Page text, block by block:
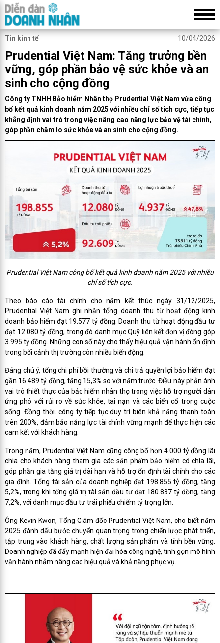
Tin kinh tế 10/04/2026
Prudential Việt Nam: Tăng trưởng bền
vững, góp phần bảo vệ sức khỏe và an
sinh cho cộng đồng
Công ty TNHH Bảo hiểm Nhân thọ Prudential Việt Nam vừa công
bố kết quả kinh doanh năm 2025 với nhiều chỉ số tích cực, tiếp tục
khẳng định vai trò trong việc nâng cao năng lực bảo vệ tài chính,
góp phần chăm lo sức khỏe và an sinh cho cộng đồng.
Prudential Việt Nam công bố kết quả kinh doanh năm 2025 với nhiều
chỉ số tích cực.
Theo báo cáo tài chính cho năm kết thúc ngày 31/12/2025,
Prudential Việt Nam ghi nhận tổng doanh thu từ hoạt động kinh
doanh bảo hiểm đạt 19.577 tỷ đồng. Doanh thu từ hoạt động đầu tư
đạt 12.080 tỷ đồng, trong đó danh mục Quỹ liên kết đơn vị đóng góp
3.995 tỷ đồng. Những con số này cho thấy hiệu quả vận hành ổn định
trong bối cảnh thị trường còn nhiều biến động.
Đáng chú ý, tổng chi phí bồi thường và chi trả quyền lợi bảo hiểm đạt
gần 16.489 tỷ đồng, tăng 15,3% so với năm trước. Điều này phản ánh
vai trò thiết thực của bảo hiểm nhân thọ trong việc hỗ trợ người dân
ứng phó với rủi ro về sức khỏe, tai nạn và các biến cố trong cuộc
sống. Đồng thời, công ty tiếp tục duy trì biên khả năng thanh toán
trên 200%, đảm bảo năng lực tài chính vững mạnh để thực hiện các
cam kết với khách hàng.
Trong năm, Prudential Việt Nam cũng công bố hơn 4.000 tỷ đồng lãi
chia cho khách hàng tham gia các sản phẩm bảo hiểm có chia lãi,
góp phần gia tăng giá trị dài hạn và hỗ trợ ổn định tài chính cho các
gia đình. Tổng tài sản của doanh nghiệp đạt 198.855 tỷ đồng, tăng
5,2%, trong khi tổng giá trị tài sản đầu tư đạt 180.837 tỷ đồng, tăng
7,2%, với danh mục đầu tư trái phiếu chiếm tỷ trọng lớn.
Ông Kevin Kwon, Tổng Giám đốc Prudential Việt Nam, cho biết năm
2025 đánh dấu bước chuyển quan trọng trong chiến lược phát triển,
tập trung vào khách hàng, chất lượng sản phẩm và tính bền vững.
Doanh nghiệp đã đẩy mạnh hiện đại hóa công nghệ, tinh gọn mô hình
vận hành nhằm nâng cao hiệu quả và khả năng phục vụ.